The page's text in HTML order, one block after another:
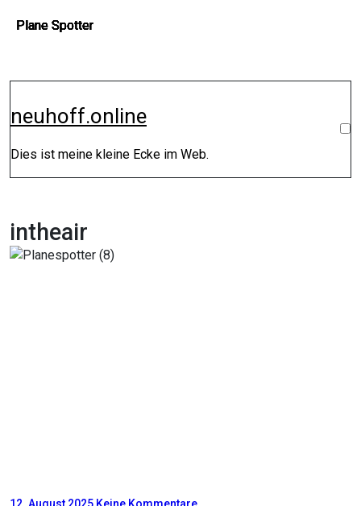
Inhalt
neuhoff.online
Dies ist meine kleine Ecke im Web.
intheair
Plane Spotter
Plane Spotter
Plane Spotter
Plane Spotter
Plane Spotter
Plane Spotter
Plane Spotter